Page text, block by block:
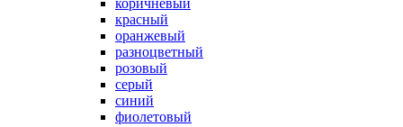
коричневый
красный
оранжевый
разноцветный
розовый
серый
синий
фиолетовый